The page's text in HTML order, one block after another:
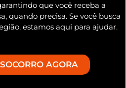
que você receba a
quando precisa. Se você busca
estamos aqui para ajudar.
AGORA